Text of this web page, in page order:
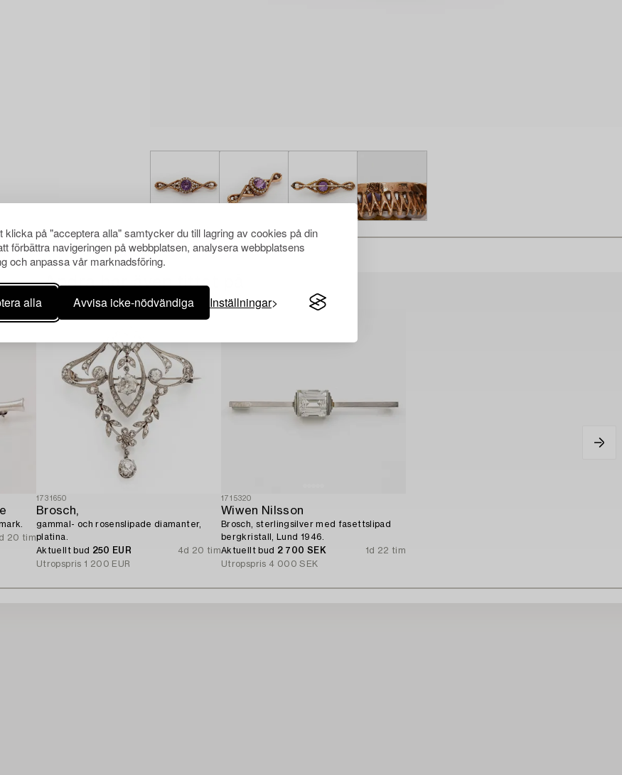
klicka på "acceptera alla" samtycker du till lagring av cookies på din
förbättra navigeringen på webbplatsen, analysera webbplatsens
och anpassa vår marknadsföring.
alla Avvisa icke-nödvändiga Inställningar
Andra har även tittat på
20 tim
1731650
Brosch,
gammal- och rosenslipade diamanter,
platina.
Aktuellt bud 250 EUR
4d 20 tim
Utropspris 1 200 EUR
1715320
Wiwen Nilsson
Brosch, sterlingsilver med fasettslipad
bergkristall, Lund 1946.
Aktuellt bud 2 700 SEK
1d 22 tim
Utropspris 4 000 SEK